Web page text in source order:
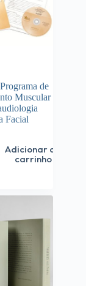
de
Muscular
Facial
Adicionar ao
carrinho